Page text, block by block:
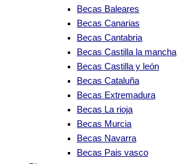
Becas Baleares
Becas Canarias
Becas Cantabria
Becas Castilla la mancha
Becas Castilla y león
Becas Cataluña
Becas Extremadura
Becas La rioja
Becas Murcia
Becas Navarra
Becas Pais vasco